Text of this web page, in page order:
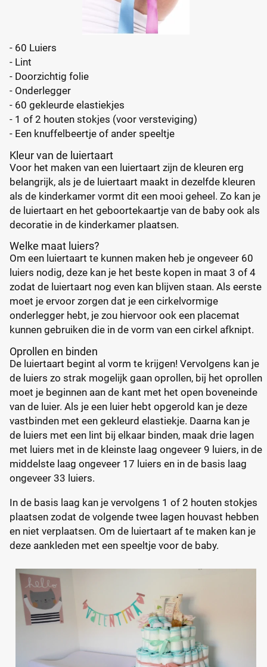
- 60 Luiers
- Lint
- Doorzichtig folie
- Onderlegger
- 60 gekleurde elastiekjes
- 1 of 2 houten stokjes (voor versteviging)
- Een knuffelbeertje of ander speeltje
Kleur van de luiertaart
Voor het maken van een luiertaart zijn de kleuren erg
belangrijk, als je de luiertaart maakt in dezelfde kleuren
als de kinderkamer vormt dit een mooi geheel. Zo kan je
de luiertaart en het geboortekaartje van de baby ook als
decoratie in de kinderkamer plaatsen.
Welke maat luiers?
Om een luiertaart te kunnen maken heb je ongeveer 60
luiers nodig, deze kan je het beste kopen in maat 3 of 4
zodat de luiertaart nog even kan blijven staan. Als eerste
moet je ervoor zorgen dat je een cirkelvormige
onderlegger hebt, je zou hiervoor ook een placemat
kunnen gebruiken die in de vorm van een cirkel afknipt.
Oprollen en binden
De luiertaart begint al vorm te krijgen! Vervolgens kan je
de luiers zo strak mogelijk gaan oprollen, bij het oprollen
moet je beginnen aan de kant met het open boveneinde
van de luier. Als je een luier hebt opgerold kan je deze
vastbinden met een gekleurd elastiekje. Daarna kan je
de luiers met een lint bij elkaar binden, maak drie lagen
met luiers met in de kleinste laag ongeveer 9 luiers, in de
middelste laag ongeveer 17 luiers en in de basis laag
ongeveer 33 luiers.
In de basis laag kan je vervolgens 1 of 2 houten stokjes
plaatsen zodat de volgende twee lagen houvast hebben
en niet verplaatsen. Om de luiertaart af te maken kan je
deze aankleden met een speeltje voor de baby.